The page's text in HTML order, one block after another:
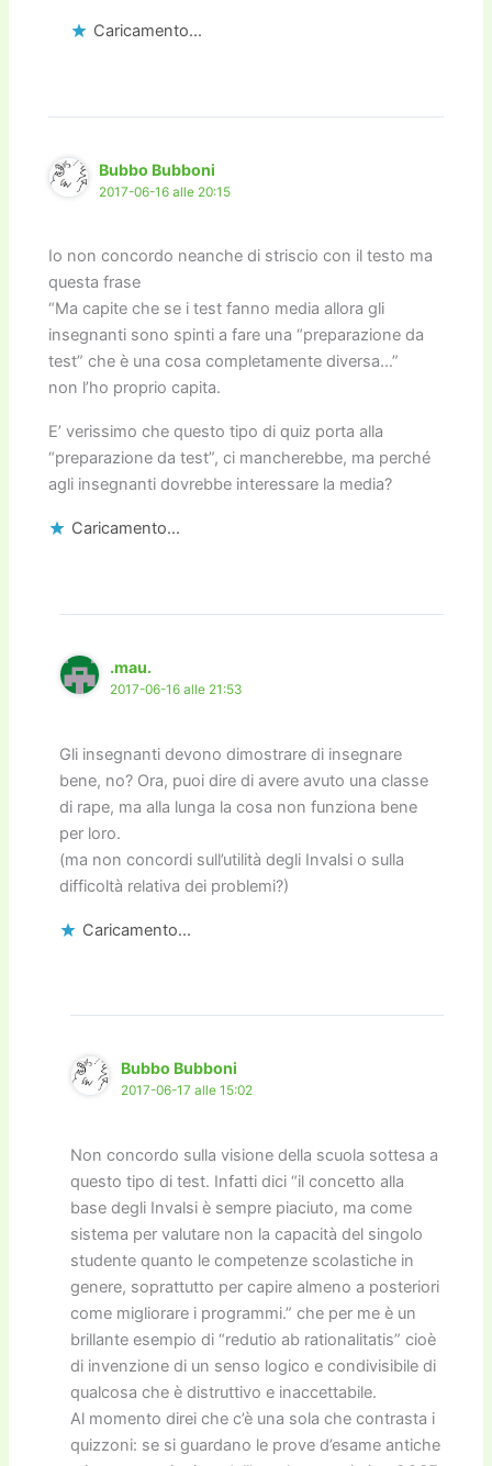
Caricamento...
Bubbo Bubboni
2017-06-16 alle 20:15
Io non concordo neanche di striscio con il testo ma
questa frase
“Ma capite che se i test fanno media allora gli
insegnanti sono spinti a fare una “preparazione da
test” che è una cosa completamente diversa…”
non l’ho proprio capita.
E’ verissimo che questo tipo di quiz porta alla
“preparazione da test”, ci mancherebbe, ma perché
agli insegnanti dovrebbe interessare la media?
Caricamento...
.mau.
2017-06-16 alle 21:53
Gli insegnanti devono dimostrare di insegnare
bene, no? Ora, puoi dire di avere avuto una classe
di rape, ma alla lunga la cosa non funziona bene
per loro.
(ma non concordi sull’utilità degli Invalsi o sulla
difficoltà relativa dei problemi?)
Caricamento...
Bubbo Bubboni
2017-06-17 alle 15:02
Non concordo sulla visione della scuola sottesa a
questo tipo di test. Infatti dici “il concetto alla
base degli Invalsi è sempre piaciuto, ma come
sistema per valutare non la capacità del singolo
studente quanto le competenze scolastiche in
genere, soprattutto per capire almeno a posteriori
come migliorare i programmi.” che per me è un
brillante esempio di “redutio ab rationalitatis” cioè
di invenzione di un senso logico e condivisibile di
qualcosa che è distruttivo e inaccettabile.
Al momento direi che c’è una sola che contrasta i
quizzoni: se si guardano le prove d’esame antiche